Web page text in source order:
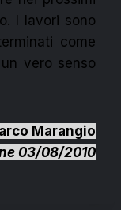
I lavori sono
come
vero senso
Marangio
03/08/2010